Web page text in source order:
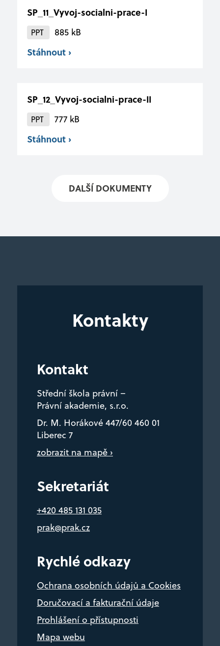
SP_11_Vyvoj-socialni-prace-I
PPT 885 kB
Stáhnout ›
SP_12_Vyvoj-socialni-prace-II
PPT 777 kB
Stáhnout ›
DALŠÍ DOKUMENTY
Kontakty
Kontakt
Střední škola právní –
Právní akademie, s.r.o.
Dr. M. Horákové 447/60 460 01
Liberec 7
zobrazit na mapě ›
Sekretariát
+420 485 131 035
prak@prak.cz
Rychlé odkazy
Ochrana osobních údajů a Cookies
Doručovací a fakturační údaje
Prohlášení o přístupnosti
Mapa webu